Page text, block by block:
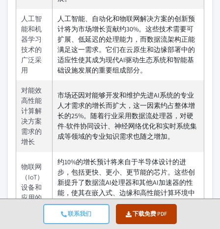
联系我们 下载免费 PDF
人工智
能和机
器学习
技术的
广泛采
用
人工智能、自动化和物联网解决方案的创新预
计将为市场增长贡献约30%。这些技术需要可
扩展、低延迟的处理能力，而数据流架构正能
满足这一需求。它们在云原生和边缘部署中的
适应性使其成为现代AI驱动生态系统和智能基
础设施发展的重要组成部分。
对能效
高性能
计算解
决方案
需求的
增长
市场还因对能够开发和维护先进AI系统的专业
人才需求的增长而扩大，这一因素约占整体增
长的25%。随着行业采用数据流处理器，对硬
件-软件协同设计、神经网络优化和实时系统集
成等领域的专业知识需求也随之增加。
物联网
（IoT）
设备和
应用的
约10%的增长预计将来自于半导体设计的进
步，包括更快、更小、更节能的芯片。这些创
新提升了数据流AI处理器和其他AI加速器的性
能，使其在嵌入式、边缘和高性能计算环境中
实现更好的可扩展性、更低的延迟和更好的集
成。